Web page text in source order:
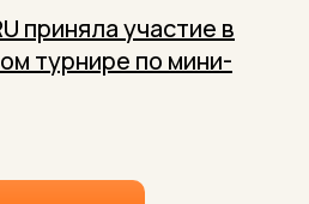
приняла участие в
турнире по мини-